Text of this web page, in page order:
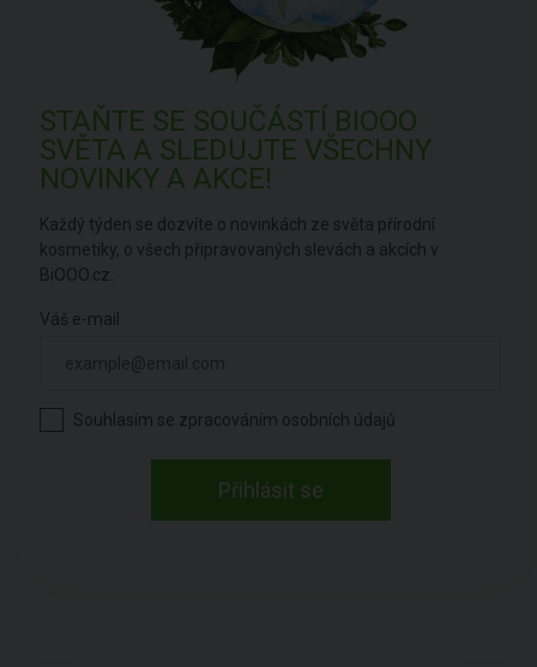
STAŇTE SE SOUČÁSTÍ BIOOO
SVĚTA A SLEDUJTE VŠECHNY
NOVINKY A AKCE!
Každý týden se dozvíte o novinkách ze světa přírodní
kosmetiky, o všech připravovaných slevách a akcích v
BiOOO.cz.
Váš e-mail
Souhlasím se zpracováním osobních údajů
Přihlásit se